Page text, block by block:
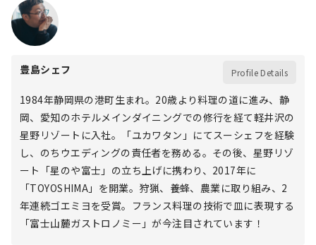
豊島シェフ Profile Details
1984年静岡県の港町生まれ。20歳より料理の道に進み、静
岡、愛知のホテルメインダイニングでの修行を経て軽井沢の
星野リゾートに入社。「ユカワタン」にてスーシェフを経験
し、のちウエディングの責任者を務める。その後、星野リゾ
ート「星のや富士」の立ち上げに携わり、2017年に
「TOYOSHIMA」を開業。狩猟、養蜂、農業に取り組み、2
年連続ゴエミヨを受賞。フランス料理の技術で皿に表現する
「富士山麓ガストロノミー」が今注目されています！